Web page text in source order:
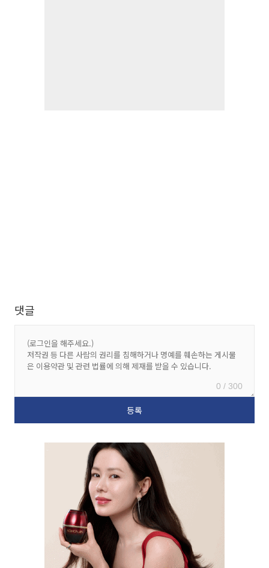
댓글
0 / 300